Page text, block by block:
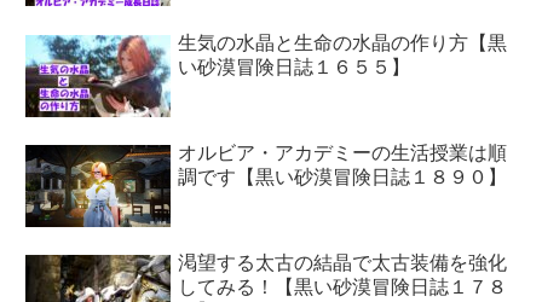
生気の水晶と生命の水晶の作り方【黒
い砂漠冒険日誌１６５５】
オルビア・アカデミーの生活授業は順
調です【黒い砂漠冒険日誌１８９０】
渇望する太古の結晶で太古装備を強化
してみる！【黒い砂漠冒険日誌１７８